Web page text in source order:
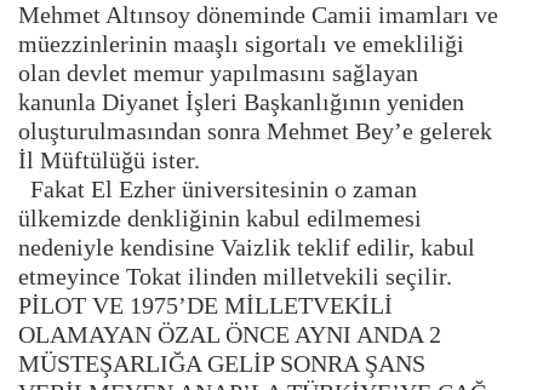
Mehmet Altınsoy döneminde Camii imamları ve
müezzinlerinin maaşlı sigortalı ve emekliliği
olan devlet memur yapılmasını sağlayan
kanunla Diyanet İşleri Başkanlığının yeniden
oluşturulmasından sonra Mehmet Bey’e gelerek
İl Müftülüğü ister.
Fakat El Ezher üniversitesinin o zaman
ülkemizde denkliğinin kabul edilmemesi
nedeniyle kendisine Vaizlik teklif edilir, kabul
etmeyince Tokat ilinden milletvekili seçilir.
PİLOT VE 1975’DE MİLLETVEKİLİ
OLAMAYAN ÖZAL ÖNCE AYNI ANDA 2
MÜSTEŞARLIĞA GELİP SONRA ŞANS